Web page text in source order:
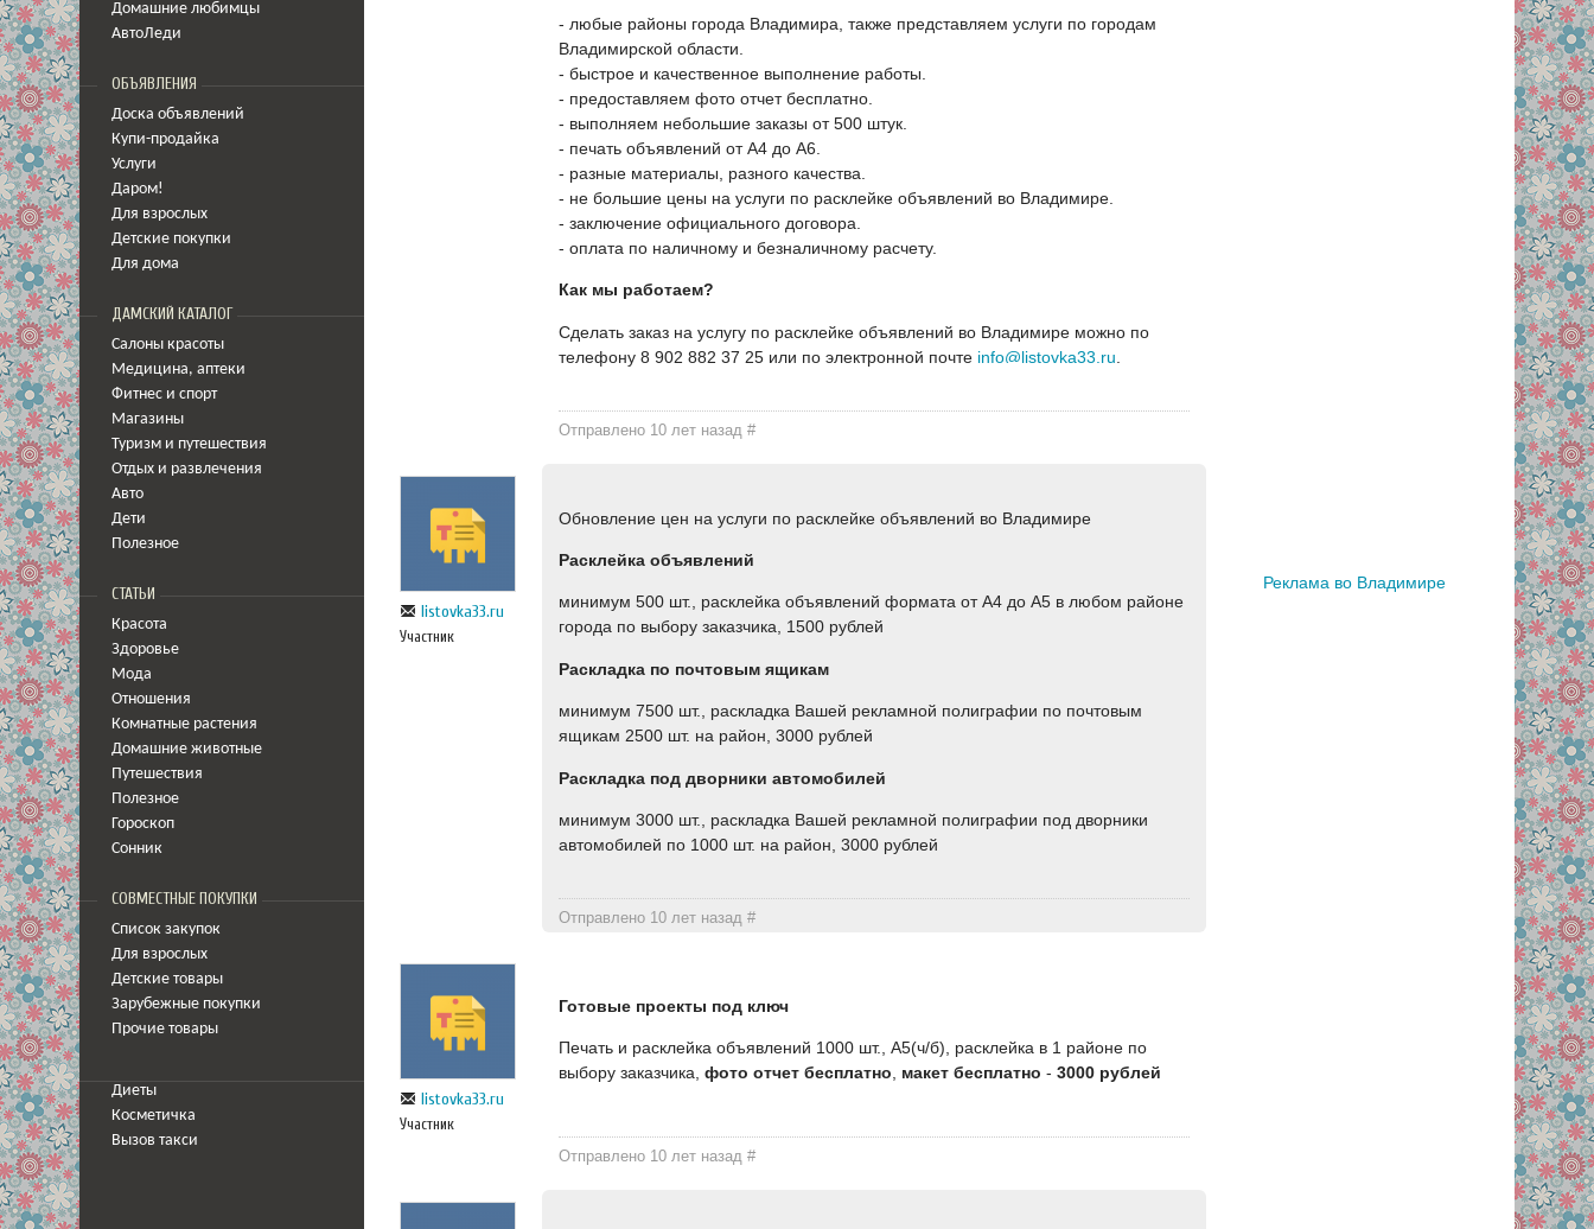
Домашние любимцы
АвтоЛеди
ОБЪЯВЛЕНИЯ
Доска объявлений
Купи-продайка
Услуги
Даром!
Для взрослых
Детские покупки
Для дома
ДАМСКИЙ КАТАЛОГ
Салоны красоты
Медицина, аптеки
Фитнес и спорт
Магазины
Туризм и путешествия
Отдых и развлечения
Авто
Дети
Полезное
СТАТЬИ
Красота
Здоровье
Мода
Отношения
Комнатные растения
Домашние животные
Путешествия
Полезное
Гороскоп
Сонник
СОВМЕСТНЫЕ ПОКУПКИ
Список закупок
Для взрослых
Детские товары
Зарубежные покупки
Прочие товары
Диеты
Косметичка
Вызов такси
- любые районы города Владимира, также представляем услуги по городам
Владимирской области.
- быстрое и качественное выполнение работы.
- предоставляем фото отчет бесплатно.
- выполняем небольшие заказы от 500 штук.
- печать объявлений от А4 до А6.
- разные материалы, разного качества.
- не большие цены на услуги по расклейке объявлений во Владимире.
- заключение официального договора.
- оплата по наличному и безналичному расчету.
Как мы работаем?
Сделать заказ на услугу по расклейке объявлений во Владимире можно по
телефону 8 902 882 37 25 или по электронной почте info@listovka33.ru
Отправлено 10 лет назад#
listovka33.ru
Участник
Обновление цен на услуги по расклейке объявлений во Владимире
Расклейка объявлений
минимум 500 шт., расклейка объявлений формата от А4 до А5 в любом районе
города по выбору заказчика, 1500 рублей
Раскладка по почтовым ящикам
минимум 7500 шт., раскладка Вашей рекламной полиграфии по почтовым
ящикам 2500 шт. на район, 3000 рублей
Раскладка под дворники автомобилей
минимум 3000 шт., раскладка Вашей рекламной полиграфии под дворники
автомобилей по 1000 шт. на район, 3000 рублей
Отправлено 10 лет назад#
listovka33.ru
Участник
Готовые проекты под ключ
Печать и расклейка объявлений 1000 шт., А5(ч/б), расклейка в 1 районе по
выбору заказчика,фото отчет бесплатно, макет бесплатно -3000 рублей
Отправлено 10 лет назад#
Реклама во Владимире